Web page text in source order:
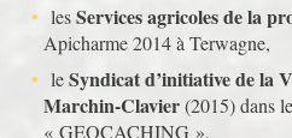
lesServices agricoles de la
Apicharme 2014 à Terwagne,
leSyndicat d’initiative de la
Marchin-Clavier(2015) dans
« GEOCACHING ».